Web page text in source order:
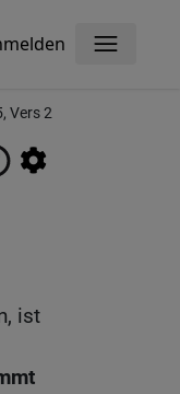
Menü
Vers 2
ist